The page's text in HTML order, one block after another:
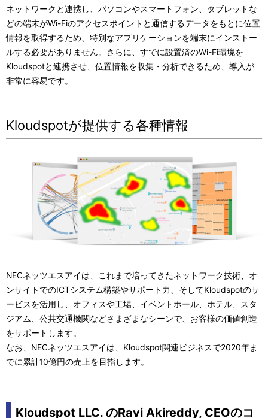
ネットワークと連携し、パソコンやスマートフォン、タブレットな
どの端末がWi-Fiのアクセスポイントと通信するデータをもとに位置
情報を取得するため、特別なアプリケーションを端末にインストー
ルする必要がありません。さらに、すでに設置済のWi-Fi環境を
Kloudspotと連携させ、位置情報を収集・分析できるため、導入が
非常に容易です。
Kloudspotが提供する各種情報
NECネッツエスアイは、これまで培ってきたネットワーク技術、オ
ンサイトでのICTシステム構築やサポート力、そしてKloudspotのサ
ービスを活用し、オフィスや工場、イベントホール、ホテル、スタ
ジアム、公共交通機関などさまざまなシーンで、お客様の価値創造
をサポートします。
なお、NECネッツエスアイは、Kloudspot関連ビジネスで2020年ま
でに累計10億円の売上を目指します。
Kloudspot LLC. のRavi Akireddy, CEOのコ